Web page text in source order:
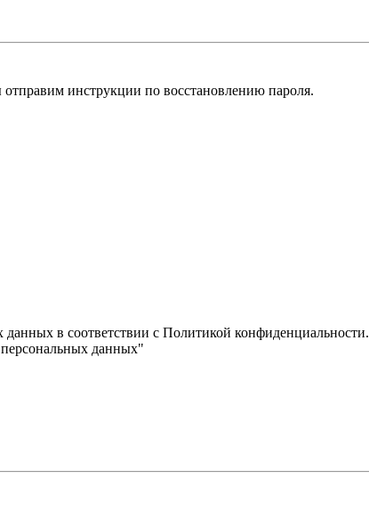
инструкции по восстановлению пароля.
данных в соответствии с Политикой конфиденциальности.
персональных данных"